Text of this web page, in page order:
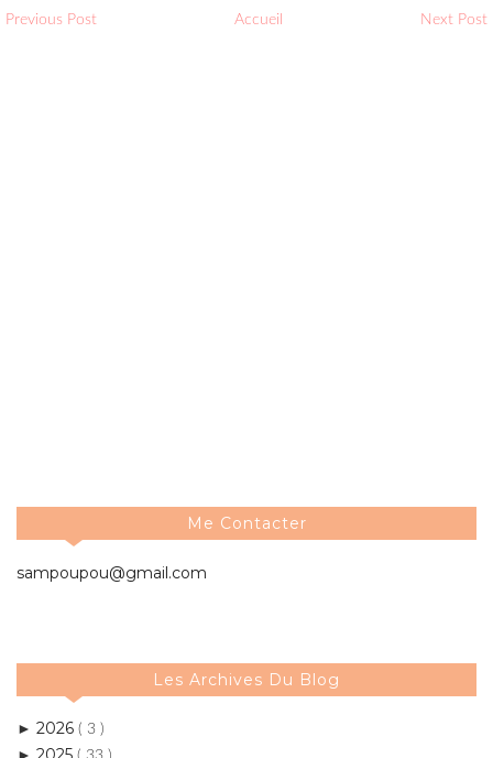
Previous Post Accueil Next Post
Me Contacter
sampoupou@gmail.com
Les Archives Du Blog
► 2026 ( 3 )
►